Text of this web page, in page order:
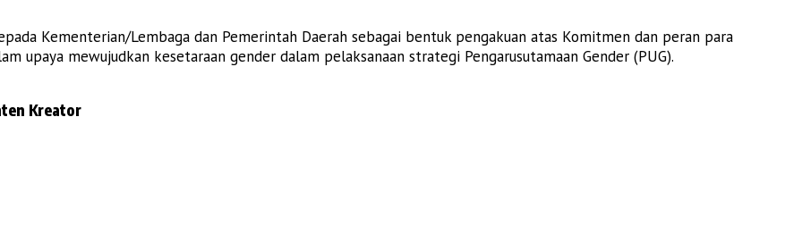
Kementerian/Lembaga dan Pemerintah Daerah sebagai bentuk pengakuan atas Komitmen dan peran para
upaya mewujudkan kesetaraan gender dalam pelaksanaan strategi Pengarusutamaan Gender (PUG).
Kreator